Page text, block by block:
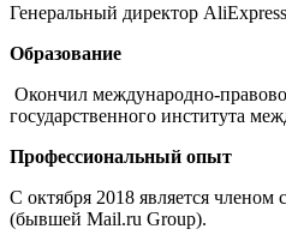
Генеральный директор
Образование
Окончил международно-
государственного института
Профессиональный опыт
С октября 2018 является членом
(бывшей Mail.ru Group).